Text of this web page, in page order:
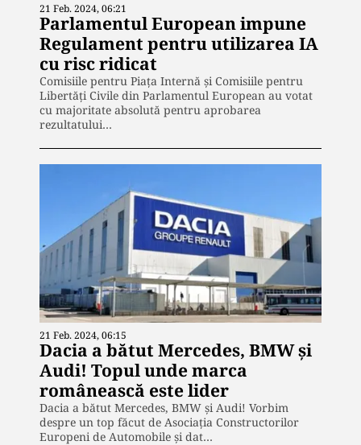
21 Feb. 2024, 06:21
Parlamentul European impune
Regulament pentru utilizarea IA
cu risc ridicat
Comisiile pentru Piața Internă și Comisiile pentru
Libertăți Civile din Parlamentul European au votat
cu majoritate absolută pentru aprobarea
rezultatului…
21 Feb. 2024, 06:15
Dacia a bătut Mercedes, BMW și
Audi! Topul unde marca
românească este lider
Dacia a bătut Mercedes, BMW și Audi! Vorbim
despre un top făcut de Asociaţia Constructorilor
Europeni de Automobile și dat…